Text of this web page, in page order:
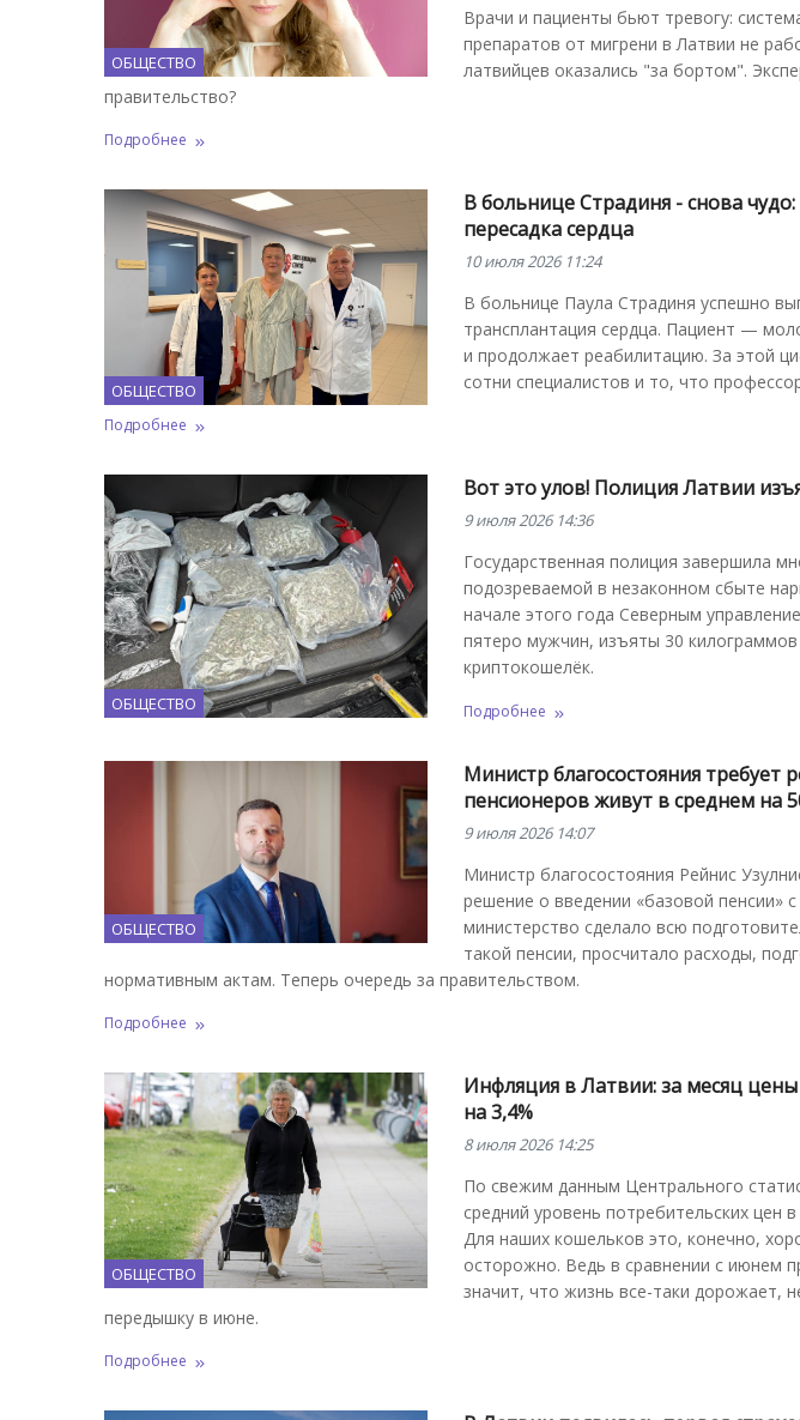
ОБЩЕСТВО
Врачи и пациенты бьют тревогу:
препаратов от мигрени в Латвии не
латвийцев оказались "за бортом".
правительство?
Подробнее
ОБЩЕСТВО
В больнице Страдиня - снова
пересадка сердца
10 июля 2026 11:24
В больнице Паула Страдиня успешно
трансплантация сердца. Пациент —
и продолжает реабилитацию. За этой
сотни специалистов и то, что
Подробнее
ОБЩЕСТВО
Вот это улов! Полиция Латвии
9 июля 2026 14:36
Государственная полиция завершила
подозреваемой в незаконном сбыте
начале этого года Северным
пятеро мужчин, изъяты 30
криптокошелёк.
Подробнее
ОБЩЕСТВО
Министр благосостояния требует
пенсионеров живут в среднем на
9 июля 2026 14:07
Министр благосостояния Рейнис
решение о введении «базовой пенсии»
министерство сделало всю
такой пенсии, просчитало расходы,
нормативным актам. Теперь очередь за правительством.
Подробнее
ОБЩЕСТВО
Инфляция в Латвии: за месяц
на 3,4%
8 июля 2026 14:25
По свежим данным Центрального
средний уровень потребительских цен
Для наших кошельков это, конечно,
осторожно. Ведь в сравнении с июнем
значит, что жизнь все-таки дорожает,
передышку в июне.
Подробнее